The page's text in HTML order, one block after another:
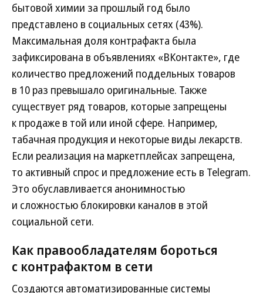
бытовой химии за прошлый год было
представлено в социальных сетях (43%).
Максимальная доля контрафакта была
зафиксирована в объявлениях «ВКонтакте», где
количество предложений поддельных товаров
в 10 раз превышало оригинальные. Также
существует ряд товаров, которые запрещены
к продаже в той или иной сфере. Например,
табачная продукция и некоторые виды лекарств.
Если реализация на маркетплейсах запрещена,
то активный спрос и предложение есть в Telegram.
Это обуславливается анонимностью
и сложностью блокировки каналов в этой
социальной сети.
Как правообладателям бороться
с контрафактом в сети
Создаются автоматизированные системы